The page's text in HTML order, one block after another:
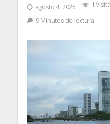
agosto 4, 2025
1
9 Minutos de lectura